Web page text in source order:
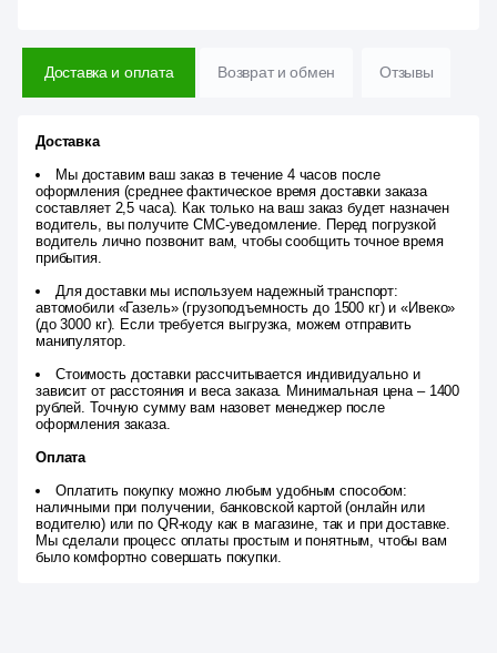
Доставка и оплата Возврат и обмен Отзывы
Доставка
Мы доставим ваш заказ в течение 4 часов после
оформления (среднее фактическое время доставки заказа
составляет 2,5 часа). Как только на ваш заказ будет назначен
водитель, вы получите СМС-уведомление. Перед погрузкой
водитель лично позвонит вам, чтобы сообщить точное время
прибытия.
Для доставки мы используем надежный транспорт:
автомобили «Газель» (грузоподъемность до 1500 кг) и «Ивеко»
(до 3000 кг). Если требуется выгрузка, можем отправить
манипулятор.
Стоимость доставки рассчитывается индивидуально и
зависит от расстояния и веса заказа. Минимальная цена – 1400
рублей. Точную сумму вам назовет менеджер после
оформления заказа.
Оплата
Оплатить покупку можно любым удобным способом:
наличными при получении, банковской картой (онлайн или
водителю) или по QR-коду как в магазине, так и при доставке.
Мы сделали процесс оплаты простым и понятным, чтобы вам
было комфортно совершать покупки.